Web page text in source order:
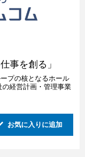
事を創る」
プの核となるホール
経営計画・管理事業
お気に入りに追加